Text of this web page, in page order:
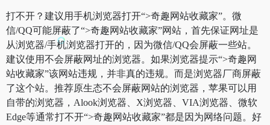
打不开？建议用手机浏览器打开“>奇趣网站收藏家”。微
信/QQ可能屏蔽了“>奇趣网站收藏家”网站，首先保证网址是
从浏览器/手机浏览器打开的，因为微信/QQ会屏蔽一些站。
建议使用不会屏蔽网址的浏览器。如果浏览器提示“>奇趣网
站收藏家”该网站违规，并非真的违规。而是浏览器厂商屏蔽
了这个站。推荐原生态不会屏蔽网站的浏览器，苹果可以用
自带的浏览器，Alook浏览器、X浏览器、VIA浏览器、微软
Edge等通常打不开“>奇趣网站收藏家”都是因为网络问题。好